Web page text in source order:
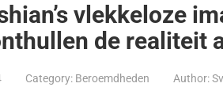
vlekkeloze
de realiteit
Category: Beroemdheden Author: